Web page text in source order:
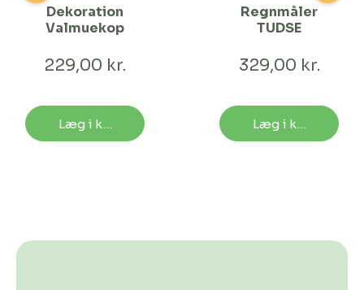
Dekoration
Valmuekop
229,00 kr.
Læg i kurv
Regnmåler
TUDSE
329,00 kr.
Læg i kurv